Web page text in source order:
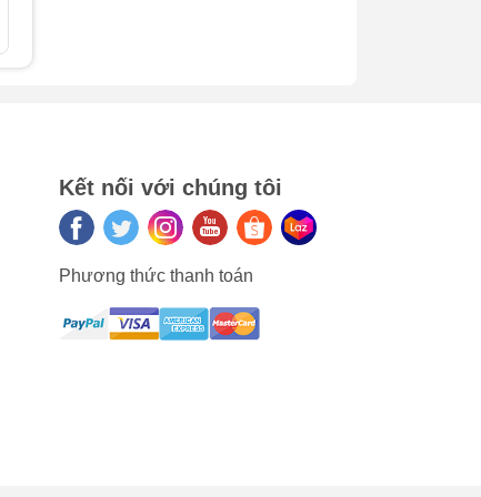
Kết nối với chúng tôi
Phương thức thanh toán